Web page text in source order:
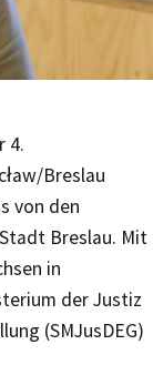
4.
Breslau
von den
Breslau. Mit
in
der Justiz
(SMJusDEG)